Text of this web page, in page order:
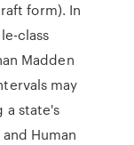
form). In
class
Madden
may
a state's
Human